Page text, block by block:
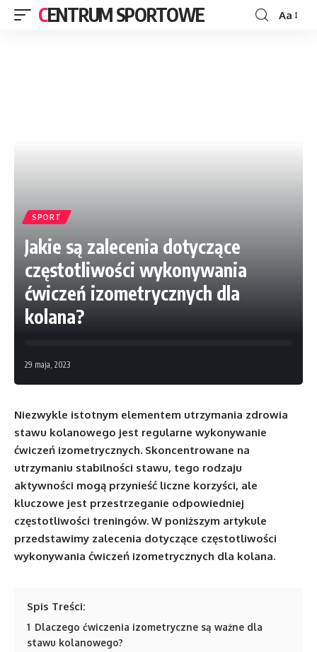
CENTRUM SPORTOWE Aa
SPORT
Jakie są zalecenia dotyczące
częstotliwości wykonywania
ćwiczeń izometrycznych dla
kolana?
29 maja, 2023
Niezwykle istotnym elementem utrzymania zdrowia
stawu kolanowego jest regularne wykonywanie
ćwiczeń izometrycznych. Skoncentrowane na
utrzymaniu stabilności stawu, tego rodzaju
aktywności mogą przynieść liczne korzyści, ale
kluczowe jest przestrzeganie odpowiedniej
częstotliwości treningów. W poniższym artykule
przedstawimy zalecenia dotyczące częstotliwości
wykonywania ćwiczeń izometrycznych dla kolana.
Spis Treści:
1 Dlaczego ćwiczenia izometryczne są ważne dla
stawu kolanowego?